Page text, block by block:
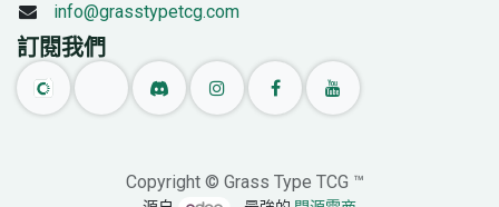
info@grasstypetcg.com
訂閱我們
Copyright © Grass Type TCG ™